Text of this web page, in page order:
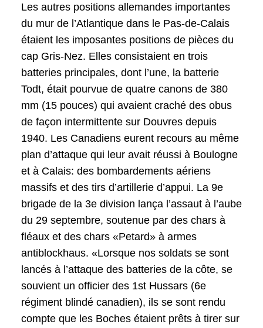
Les autres positions allemandes importantes
du mur de l’Atlantique dans le Pas-de-Calais
étaient les imposantes positions de pièces du
cap Gris-Nez. Elles consistaient en trois
batteries principales, dont l’une, la batterie
Todt, était pourvue de quatre canons de 380
mm (15 pouces) qui avaient craché des obus
de façon intermittente sur Douvres depuis
1940. Les Canadiens eurent recours au même
plan d’attaque qui leur avait réussi à Boulogne
et à Calais: des bombardements aériens
massifs et des tirs d’artillerie d’appui. La 9e
brigade de la 3e division lança l’assaut à l’aube
du 29 septembre, soutenue par des chars à
fléaux et des chars «Petard» à armes
antiblockhaus. «Lorsque nos soldats se sont
lancés à l’attaque des batteries de la côte, se
souvient un officier des 1st Hussars (6e
régiment blindé canadien), ils se sont rendu
compte que les Boches étaient prêts à tirer sur